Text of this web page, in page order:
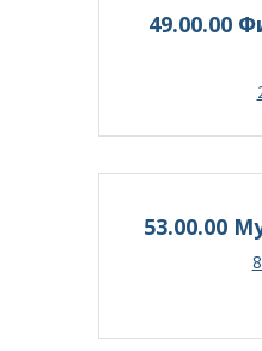
49.00.00
53.00.00